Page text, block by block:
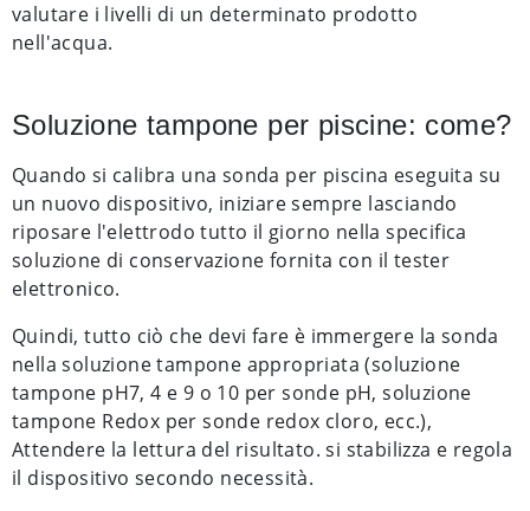
valutare i livelli di un determinato prodotto
nell'acqua.
Soluzione tampone per piscine: come?
Quando si calibra una sonda per piscina eseguita su
un nuovo dispositivo, iniziare sempre lasciando
riposare l'elettrodo tutto il giorno nella specifica
soluzione di conservazione fornita con il tester
elettronico.
Quindi, tutto ciò che devi fare è immergere la sonda
nella soluzione tampone appropriata (soluzione
tampone pH7, 4 e 9 o 10 per sonde pH, soluzione
tampone Redox per sonde redox cloro, ecc.),
Attendere la lettura del risultato. si stabilizza e regola
il dispositivo secondo necessità.